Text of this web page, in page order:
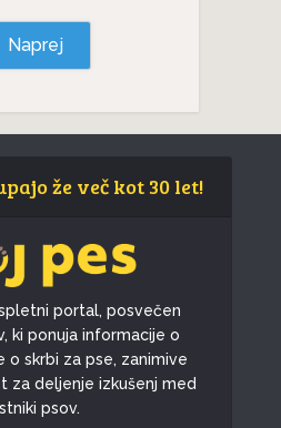
Naprej
že več kot 30 let!
portal, posvečen
ki ponuja informacije o
o skrbi za pse, zanimive
za deljenje izkušenj med
psov.